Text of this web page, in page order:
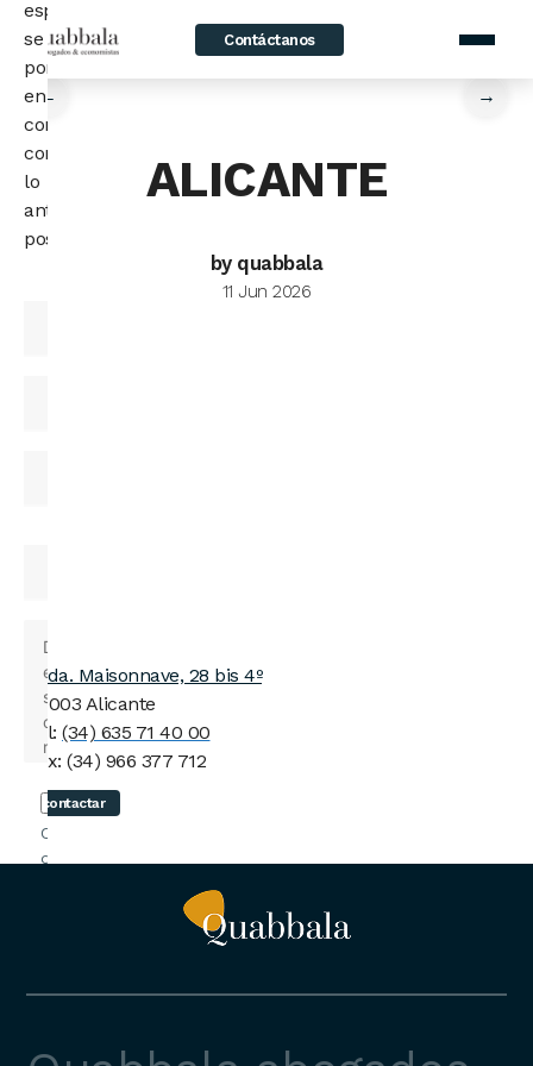
Contáctanos
home / News
← →
ALICANTE
by quabbala
11 Jun 2026
Avda. Maisonnave, 28 bis 4º
03003 Alicante
Tel: (34) 635 71 40 00
Fax: (34) 966 377 712
contactar
especialista
se
pondrá
en
contacto
contigo
lo
antes
posible.
Confirmo
que he